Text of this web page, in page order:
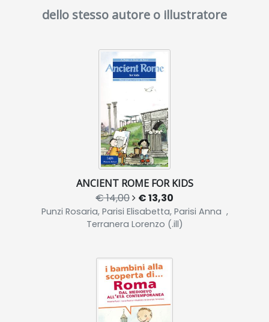
dello stesso autore o illustratore
ANCIENT ROME FOR KIDS
€ 14,00 € 13,30
Punzi Rosaria, Parisi Elisabetta, Parisi Anna ,
Terranera Lorenzo (.ill)